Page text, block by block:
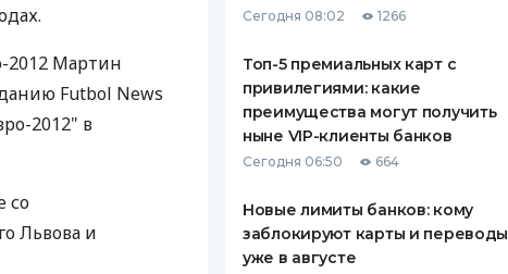
КЕШБЭКА
ПУТЕВОДИТЕЛИ ПО
БАНКОВСКИМ КАРТАМ
ВСЕ СТРАХОВЫЕ ПОЛИСЫ
СТРАХОВЫЕ КОМПАНИИ
КОМПАНИЯХ
2012 Мартин
Futbol News
2012" в
со
Львова и
Сегодня 08:02 1266
Топ-5 премиальных карт с
привилегиями: какие
преимущества могут получить
ныне VIP-клиенты банков
Сегодня 06:50 664
Новые лимиты банков: кому
заблокируют карты и переводы
уже в августе